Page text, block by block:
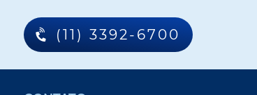
(11) 3392-6700